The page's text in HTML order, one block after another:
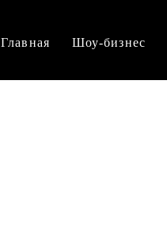
Главная Шоу-бизнес